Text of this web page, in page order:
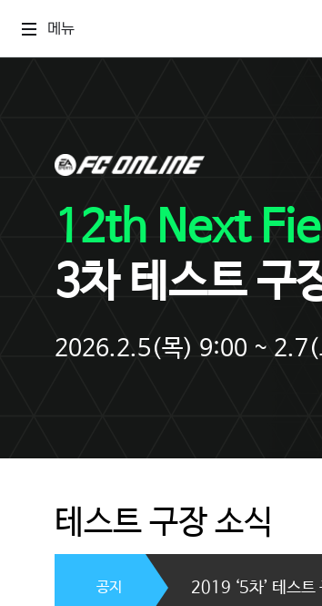
메뉴
12th Next
3차 테스트 구
2026.2.5(목) 9:00 ~
테스트 구장 소식
2019 ‘5차’ 테스
공지